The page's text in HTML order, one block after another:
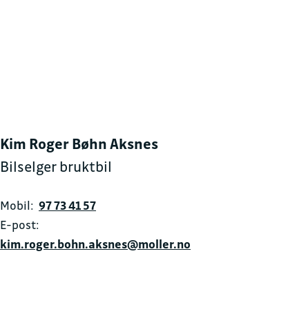
Kim Roger Bøhn Aksnes
Bilselger bruktbil
Mobil: 97 73 41 57
E-post:
kim.roger.bohn.aksnes@moller.no